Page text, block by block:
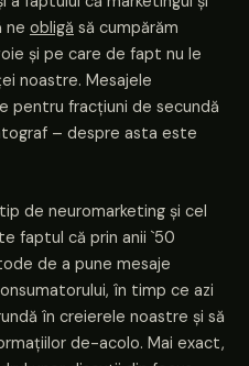
ne obligă să cumpărăm
și pe care de fapt nu le
noastre. Mesajele
pentru fracțiuni de secundă
– despre asta este
de neuromarketing și cel
faptul că prin anii `50
de a pune mesaje
în timp ce azi
în creierele noastre și să
de-acolo. Mai exact,